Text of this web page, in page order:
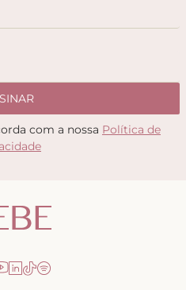
com a nossa Política de